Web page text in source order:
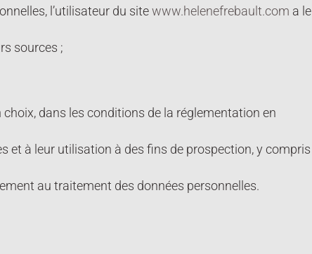
l’utilisateur du sitewww.helenefrebault.com a le
sources ;
dans les conditions de la réglementation en
et à leur utilisation à des fins de prospection, y compris
au traitement des données personnelles.